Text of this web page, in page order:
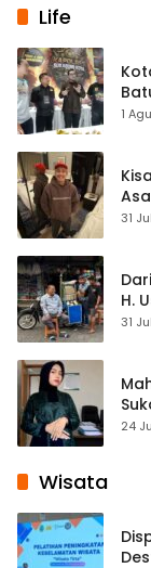
Life
1
31
H.
31
24
Wisata